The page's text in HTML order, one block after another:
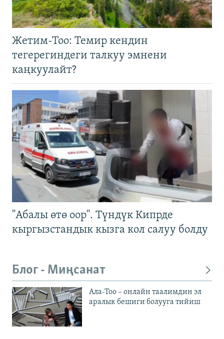
Жетим-Тоо: Темир кендин
тегерегиндеги талкуу эмнени
каңкуулайт?
"Абалы өтө оор". Түндүк Кипрде
кыргызстандык кызга кол салуу болду
Блог - Миңсанат
Ала-Тоо – онлайн таалимдин эл
аралык бешиги болууга тийиш